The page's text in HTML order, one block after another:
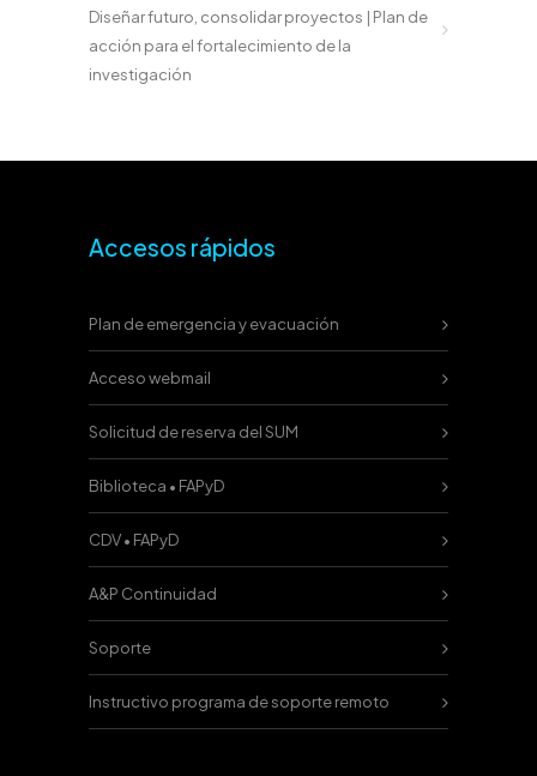
Diseñar futuro, consolidar proyectos | Plan de
acción para el fortalecimiento de la
investigación
Accesos rápidos
Plan de emergencia y evacuación
Acceso webmail
Solicitud de reserva del SUM
Biblioteca • FAPyD
CDV • FAPyD
A&P Continuidad
Soporte
Instructivo programa de soporte remoto